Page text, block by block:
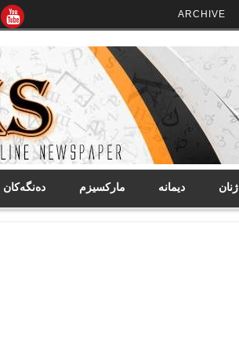
ARCHIVE
ژنان دیمانە مارکسیزم دەنگەکان